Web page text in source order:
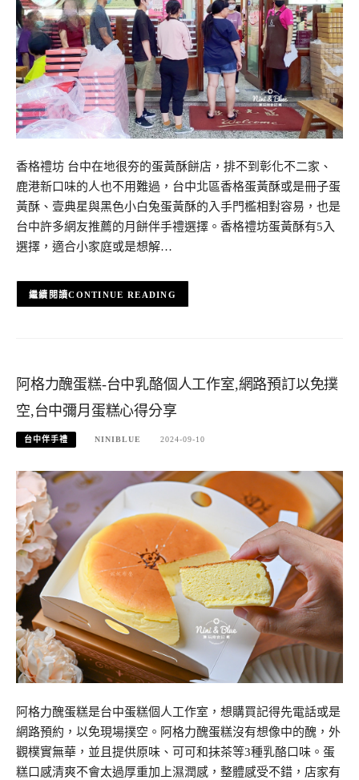
香格禮坊 台中在地很夯的蛋黃酥餅店，排不到彰化不二家、
鹿港新口味的人也不用難過，台中北區香格蛋黃酥或是冊子蛋
黃酥、壹典星與黑色小白兔蛋黃酥的入手門檻相對容易，也是
台中許多網友推薦的月餅伴手禮選擇。香格禮坊蛋黃酥有5入
選擇，適合小家庭或是想解…
CONTINUE READING
阿格力醜蛋糕-台中乳酪個人工作室,網路預訂以免撲
空,台中彌月蛋糕心得分享
台中伴手禮 NINIBLUE 2024-09-10
阿格力醜蛋糕是台中蛋糕個人工作室，想購買記得先電話或是
網路預約，以免現場撲空。阿格力醜蛋糕沒有想像中的醜，外
觀樸實無華，並且提供原味、可可和抹茶等3種乳酪口味。蛋
糕口感清爽不會太過厚重加上濕潤感，整體感受不錯，店家有